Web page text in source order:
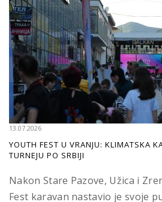
13.07.2026
YOUTH FEST U VRANJU: KLIMATSKA
TURNEJU PO SRBIJI
Nakon Stare Pazove, Užica i
Fest karavan nastavio je svoje